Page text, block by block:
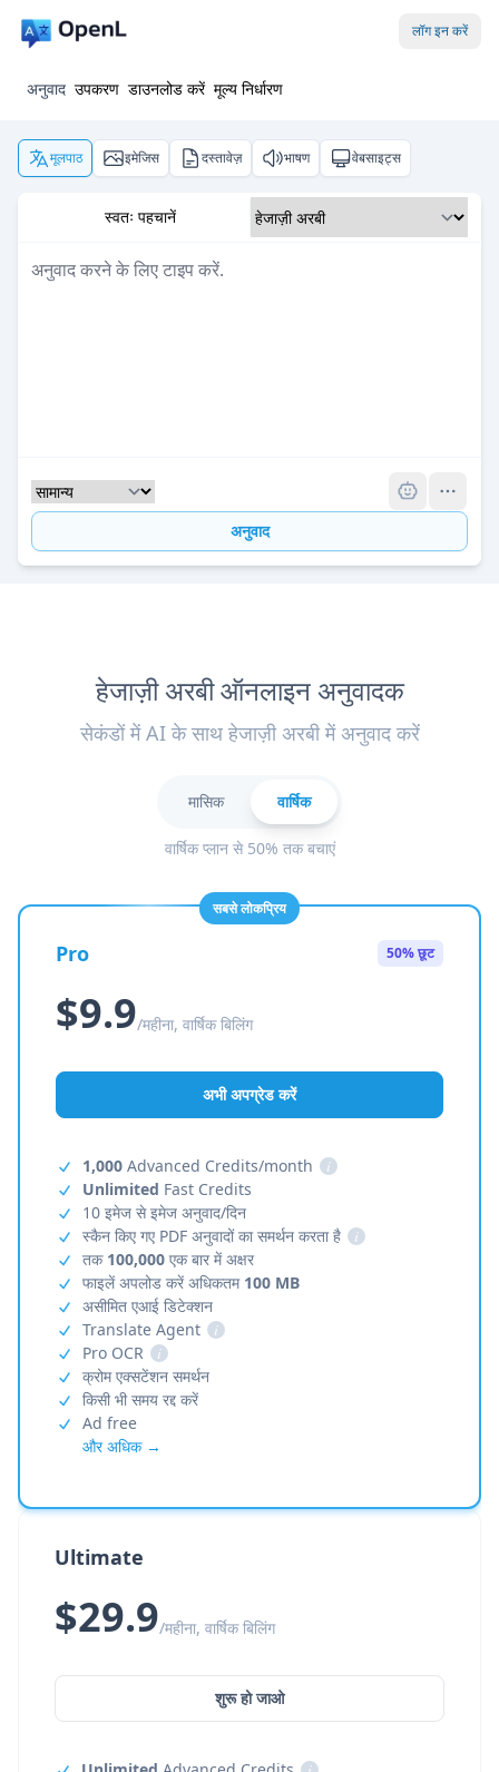
लॉग इन करें
अनुवाद उपकरण डाउनलोड करें मूल्य निर्धारण
मूलपाठ इमेजिस दस्तावेज़ भाषण वेबसाइट्स
स्वतः पहचानें
अनुवाद
हेजाज़ी अरबी ऑनलाइन अनुवादक
सेकंडों में AI के साथ हेजाज़ी अरबी में अनुवाद करें
मासिक वार्षिक
वार्षिक प्लान से 50% तक बचाएं
सबसे लोकप्रिय
Pro 50% छूट
$9.9/महीना, वार्षिक बिलिंग
अभी अपग्रेड करें
1,000 Advanced Credits/month
i
Unlimited Fast Credits
10 इमेज से इमेज अनुवाद/दिन
स्कैन किए गए PDF अनुवादों का समर्थन करता है
i
तक 100,000 एक बार में अक्षर
फाइलें अपलोड करें अधिकतम 100 MB
असीमित एआई डिटेक्शन
Translate Agent
i
Pro OCR
i
क्रोम एक्सटेंशन समर्थन
किसी भी समय रद्द करें
Ad free
और अधिक →
Ultimate
$29.9/महीना, वार्षिक बिलिंग
शुरू हो जाओ